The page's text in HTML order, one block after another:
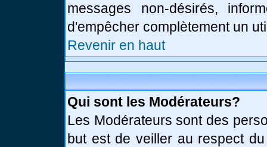
messages non-désirés,
d'empêcher complètement un
Revenir en haut
Qui sont les Modérateurs?
Les Modérateurs sont des
but est de veiller au respect